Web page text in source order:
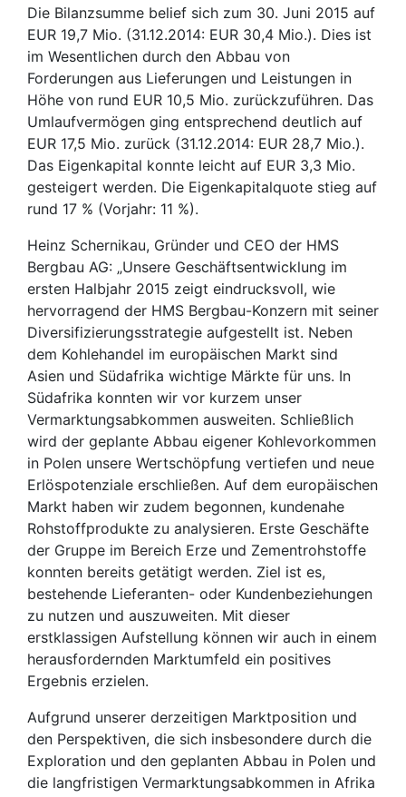
Die Bilanzsumme belief sich zum 30. Juni 2015 auf
EUR 19,7 Mio. (31.12.2014: EUR 30,4 Mio.). Dies ist
im Wesentlichen durch den Abbau von
Forderungen aus Lieferungen und Leistungen in
Höhe von rund EUR 10,5 Mio. zurückzuführen. Das
Umlaufvermögen ging entsprechend deutlich auf
EUR 17,5 Mio. zurück (31.12.2014: EUR 28,7 Mio.).
Das Eigenkapital konnte leicht auf EUR 3,3 Mio.
gesteigert werden. Die Eigenkapitalquote stieg auf
rund 17 % (Vorjahr: 11 %).
Heinz Schernikau, Gründer und CEO der HMS
Bergbau AG: „Unsere Geschäftsentwicklung im
ersten Halbjahr 2015 zeigt eindrucksvoll, wie
hervorragend der HMS Bergbau-Konzern mit seiner
Diversifizierungsstrategie aufgestellt ist. Neben
dem Kohlehandel im europäischen Markt sind
Asien und Südafrika wichtige Märkte für uns. In
Südafrika konnten wir vor kurzem unser
Vermarktungsabkommen ausweiten. Schließlich
wird der geplante Abbau eigener Kohlevorkommen
in Polen unsere Wertschöpfung vertiefen und neue
Erlöspotenziale erschließen. Auf dem europäischen
Markt haben wir zudem begonnen, kundenahe
Rohstoffprodukte zu analysieren. Erste Geschäfte
der Gruppe im Bereich Erze und Zementrohstoffe
konnten bereits getätigt werden. Ziel ist es,
bestehende Lieferanten- oder Kundenbeziehungen
zu nutzen und auszuweiten. Mit dieser
erstklassigen Aufstellung können wir auch in einem
herausfordernden Marktumfeld ein positives
Ergebnis erzielen.
Aufgrund unserer derzeitigen Marktposition und
den Perspektiven, die sich insbesondere durch die
Exploration und den geplanten Abbau in Polen und
die langfristigen Vermarktungsabkommen in Afrika